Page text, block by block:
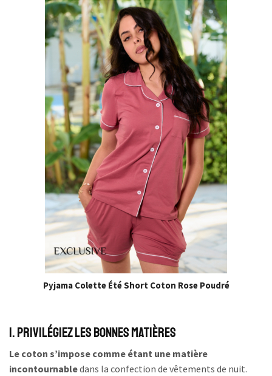
Pyjama Colette Été Short Coton Rose Poudré
1. Privilégiez les bonnes matières
Le coton s’impose comme étant une matière
incontournabledans la confection de vêtements de nuit.